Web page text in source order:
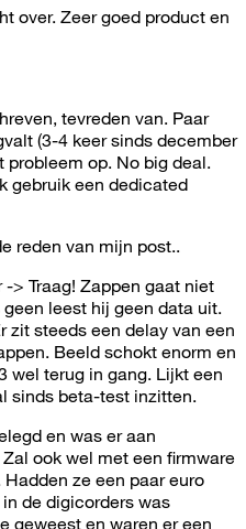
over. Zeer goed product en
tevreden van. Paar
(3-4 keer sinds december
op. No big deal.
gebruik een dedicated
reden van mijn post..
> Traag! Zappen gaat niet
leest hij geen data uit.
zit steeds een delay van een
Beeld schokt enorm en
wel terug in gang. Lijkt een
sinds beta-test inzitten.
en was er aan
ook wel met een firmware
ze een paar euro
de digicorders was
geweest en waren er een